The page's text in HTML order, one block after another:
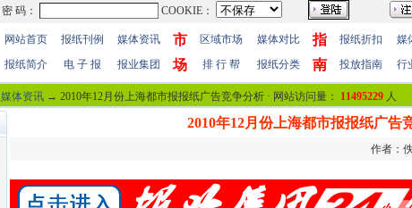
网站首页 报纸刊例 媒体资讯
市
场
区域市场 媒体对比
指
南
报纸折扣
媒
报纸简介
电 子 报 报业集团 排 行 帮 报纸分类 投放指南 行
媒体资讯 → 2010年12月份上海都市报报纸广告竞争分析 · 网站访问量： 11495229 人
2010年12月份上海都市报报纸广告
作者：